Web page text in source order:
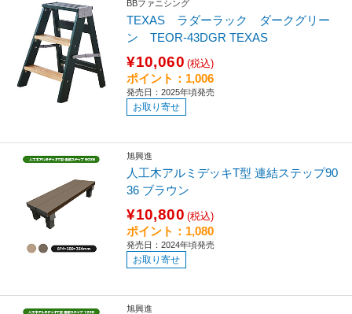
BBファニシング
TEXAS ラダーラック ダークグリー
ン TEOR-43DGR TEXAS
¥10,060 (税込)
ポイント：1,006
発売日：2025年頃発売
お取り寄せ
旭興進
人工木アルミデッキT型 連結ステップ90
36 ブラウン
¥10,800 (税込)
ポイント：1,080
発売日：2024年頃発売
お取り寄せ
旭興進